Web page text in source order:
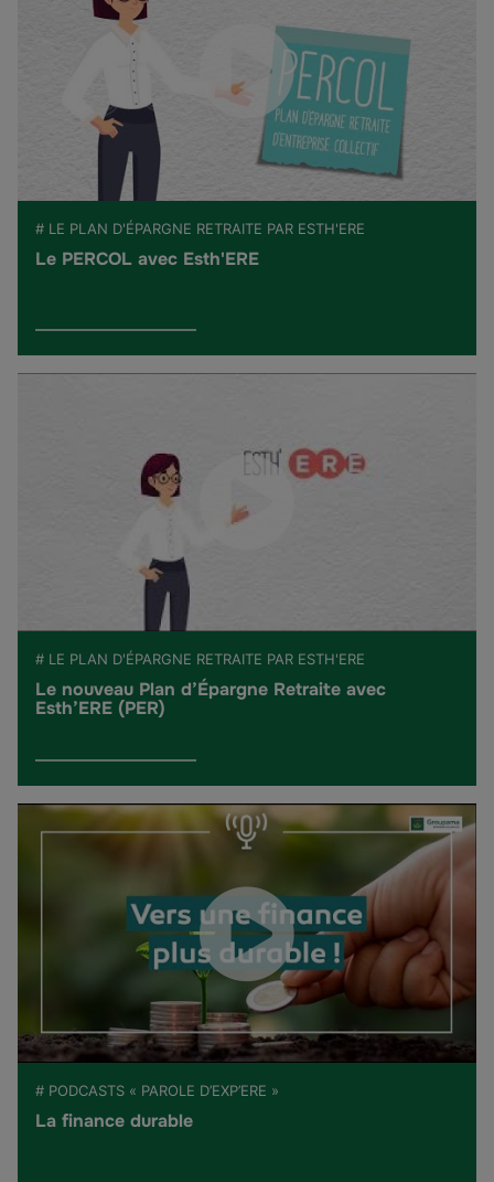
# LE PLAN D'ÉPARGNE RETRAITE PAR ESTH'ERE
Le PERCOL avec Esth'ERE
# LE PLAN D'ÉPARGNE RETRAITE PAR ESTH'ERE
Le nouveau Plan d’Épargne Retraite avec
Esth’ERE (PER)
# PODCASTS « PAROLE D’EXP’ERE »
La finance durable